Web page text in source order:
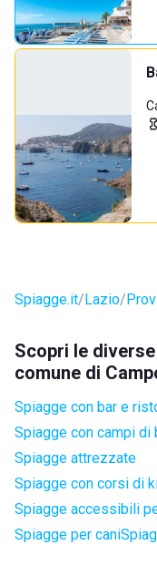
Spiagge.it Lazio
Scopri le
comune di
Spiagge con bar e
Spiagge con campi
Spiagge attrezzate
Spiagge con corsi di
Spiagge accessibili
Spiagge per cani